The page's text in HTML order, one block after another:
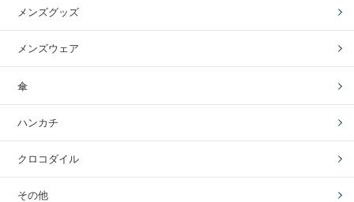
メンズグッズ
メンズウェア
傘
ハンカチ
クロコダイル
その他